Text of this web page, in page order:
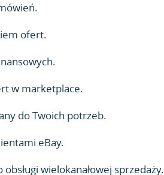
ofert.
w marketplace.
do Twoich potrzeb.
eBay.
wielokanałowej sprzedaży.